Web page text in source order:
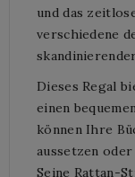
und das
verschiedene
Dieses Regal
einen
können Ihre
aussetzen
Seine Rattan-